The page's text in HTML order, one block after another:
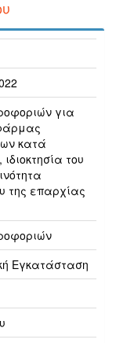
για
κατά
του
της επαρχίας
Εγκατάσταση